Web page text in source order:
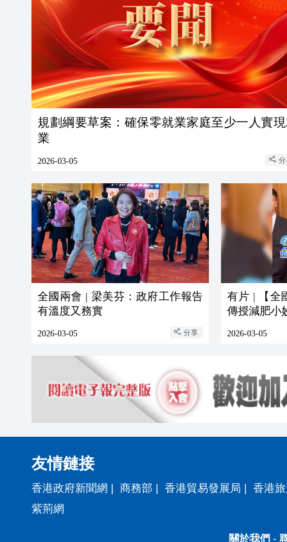
規劃綱要草案：確保零就業家庭至少一人實
業
2026-03-05
全國兩會 | 梁美芬：政府工作報告
有溫度又務實
2026-03-05 分享
有片 | 【全
傳授減肥小
2026-03-05
友情鏈接
香港政府新聞網 商務部 香港貿易發展局 香港
紫荊網
關於我們 -